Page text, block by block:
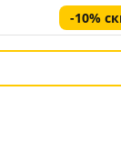
-10%